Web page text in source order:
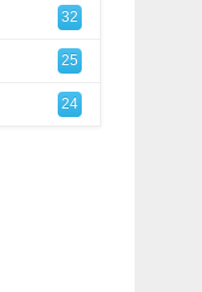
32
25
24